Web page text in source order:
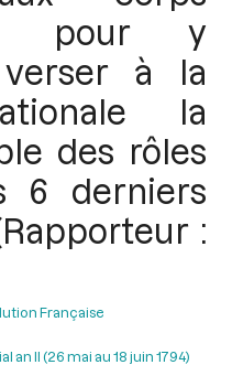
pour y
à la
la
des rôles
6 derniers
:
Française
an II (26 mai au 18 juin 1794)